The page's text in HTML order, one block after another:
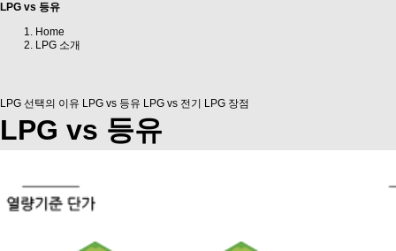
LPG vs 등유
Home
LPG 소개
LPG 선택의 이유 LPG vs 등유 LPG vs 전기 LPG 장점
LPG vs 등유